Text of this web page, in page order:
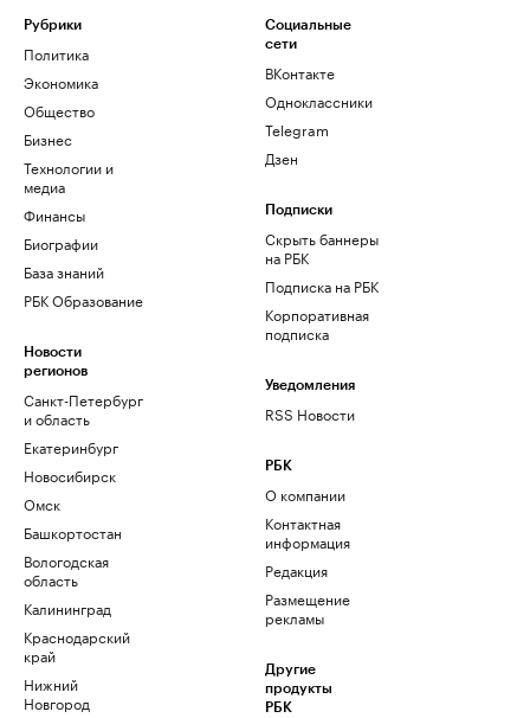
Рубрики
Политика
Экономика
Общество
Бизнес
Технологии и
медиа
Финансы
Биографии
База знаний
РБК Образование
Новости
регионов
Санкт-Петербург
и область
Екатеринбург
Новосибирск
Омск
Башкортостан
Вологодская
область
Калининград
Краснодарский
край
Нижний
Новгород
Социальные
сети
ВКонтакте
Одноклассники
Telegram
Дзен
Подписки
Скрыть баннеры
на РБК
Подписка на РБК
Корпоративная
подписка
Уведомления
RSS Новости
РБК
О компании
Контактная
информация
Редакция
Размещение
рекламы
Другие
продукты
РБК